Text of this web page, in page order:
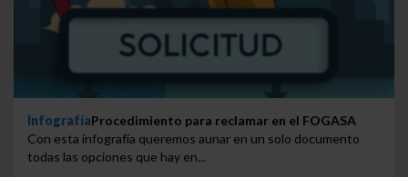
InfografíaProcedimiento para reclamar en el FOGASA
Con esta infografía queremos aunar en un solo documento
todas las opciones que hay en...